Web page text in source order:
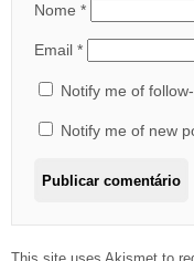
Nome *
Email *
Notify me of
Notify me of new